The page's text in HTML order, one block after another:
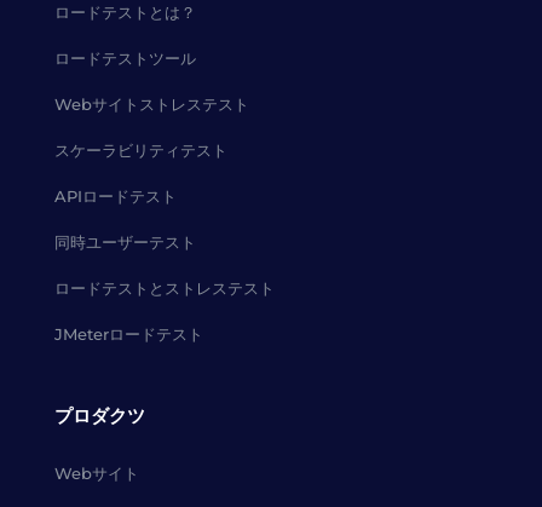
ロードテストとは？
ロードテストツール
Webサイトストレステスト
スケーラビリティテスト
APIロードテスト
同時ユーザーテスト
ロードテストとストレステスト
JMeterロードテスト
プロダクツ
Webサイト